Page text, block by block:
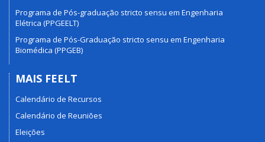
Programa de Pós-graduação stricto sensu em Engenharia
Elétrica (PPGEELT)
Programa de Pós-Graduação stricto sensu em Engenharia
Biomédica (PPGEB)
MAIS FEELT
Calendário de Recursos
Calendário de Reuniões
Eleições